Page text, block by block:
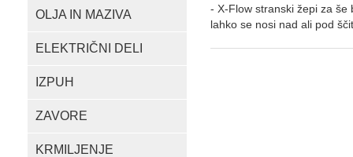
OLJA IN MAZIVA
ELEKTRIČNI DELI
IZPUH
ZAVORE
KRMILJENJE
- X-Flow stranski žepi za še
lahko se nosi nad ali pod